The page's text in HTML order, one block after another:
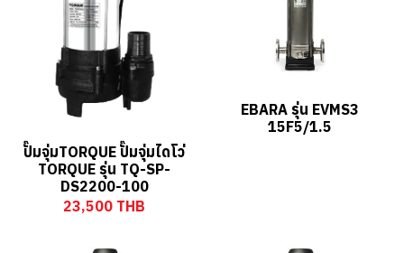
ปั๊มจุ่มTORQUE ปั๊มจุ่มไดโว่
TORQUE รุ่น TQ-SP-
DS2200-100
23,500 THB
EBARA รุ่น EVMS3
15F5/1.5